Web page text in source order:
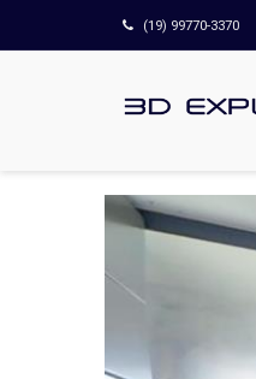
(19) 99770-3370